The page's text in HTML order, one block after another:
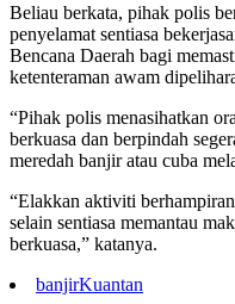
Beliau berkata, pihak polis
penyelamat sentiasa
Bencana Daerah bagi
ketenteraman awam
“Pihak polis menasihatkan
berkuasa dan berpindah
meredah banjir atau cuba
“Elakkan aktiviti
selain sentiasa memantau
berkuasa,” katanya.
banjirKuantan